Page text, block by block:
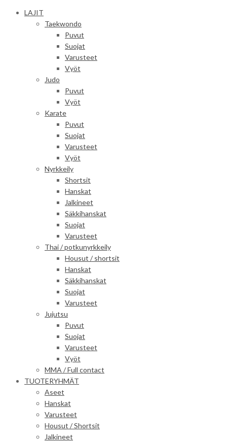
LAJIT
Taekwondo
Puvut
Suojat
Varusteet
Vyöt
Judo
Puvut
Vyöt
Karate
Puvut
Suojat
Varusteet
Vyöt
Nyrkkeily
Shortsit
Hanskat
Jalkineet
Säkkihanskat
Suojat
Varusteet
Thai / potkunyrkkeily
Housut / shortsit
Hanskat
Säkkihanskat
Suojat
Varusteet
Jujutsu
Puvut
Suojat
Varusteet
Vyöt
MMA / Full contact
TUOTERYHMÄT
Aseet
Hanskat
Varusteet
Housut / Shortsit
Jalkineet